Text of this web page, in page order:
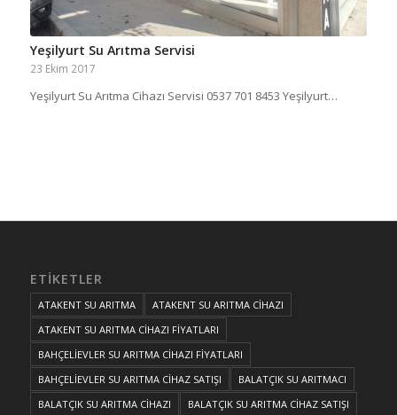
Yeşilyurt Su Arıtma Servisi
23 Ekim 2017
Yeşilyurt Su Arıtma Cihazı Servisi 0537 701 8453 Yeşilyurt…
ETIKETLER
ATAKENT SU ARITMA
ATAKENT SU ARITMA CİHAZI
ATAKENT SU ARITMA CİHAZI FİYATLARI
BAHÇELİEVLER SU ARITMA CİHAZI FİYATLARI
BAHÇELİEVLER SU ARITMA CİHAZ SATIŞI
BALATÇIK SU ARITMACI
BALATÇIK SU ARITMA CİHAZI
BALATÇIK SU ARITMA CİHAZ SATIŞI